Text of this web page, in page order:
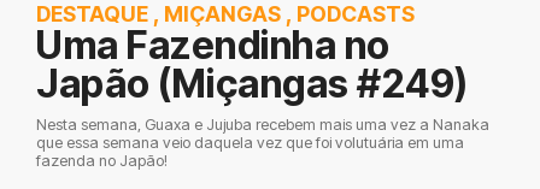
DESTAQUE , MIÇANGAS , PODCASTS
Uma Fazendinha no
Japão (Miçangas #249)
Nesta semana, Guaxa e Jujuba recebem mais uma vez a Nanaka
que essa semana veio daquela vez que foi volutuária em uma
fazenda no Japão!